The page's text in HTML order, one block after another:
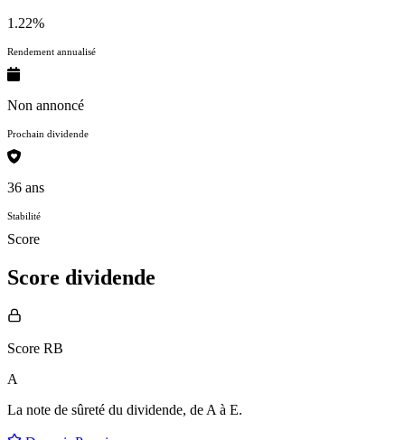
1.22%
Rendement annualisé
Non annoncé
Prochain dividende
36 ans
Stabilité
Score
Score dividende
Score RB
A
La note de sûreté du dividende, de A à E.